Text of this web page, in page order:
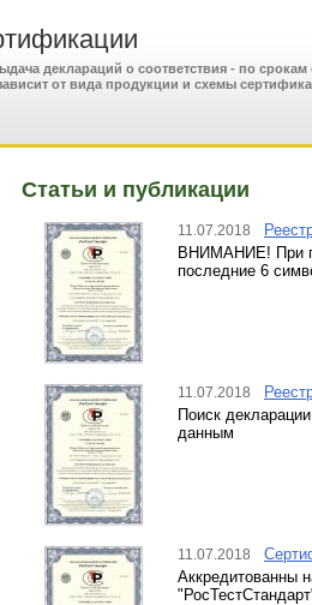
деклараций о соответствия - по срокам
от вида продукции и схемы
Статьи и публикации
11.07.2018
ВНИМАНИЕ! При
последние 6
11.07.2018
Поиск
данным
11.07.2018
Аккредитованны